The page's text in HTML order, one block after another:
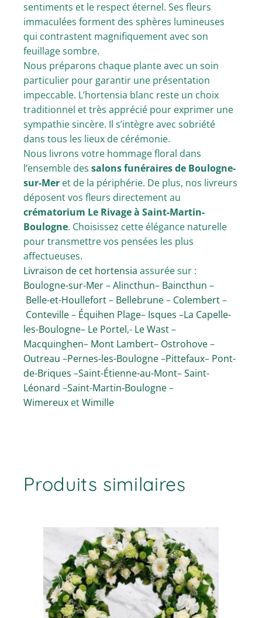
sentiments et le respect éternel. Ses fleurs
immaculées forment des sphères lumineuses
qui contrastent magnifiquement avec son
feuillage sombre.
Nous préparons chaque plante avec un soin
particulier pour garantir une présentation
impeccable. L’hortensia blanc reste un choix
traditionnel et très apprécié pour exprimer une
sympathie sincère. Il s’intègre avec sobriété
dans tous les lieux de cérémonie.
Nous livrons votre hommage floral dans
l’ensemble dessalons funéraires de Boulogne-
sur-Mer et de la périphérie. De plus, nos livreurs
déposent vos fleurs directement au
crématorium Le Rivage à Saint-Martin-
Boulogne. Choisissez cette élégance naturelle
pour transmettre vos pensées les plus
affectueuses.
Livraison de cet hortensia assurée sur :
Boulogne-sur-Mer–Alincthun– Baincthun –
Belle-et-Houllefort– Bellebrune– Colembert–
Conteville– Équihen Plage– Isques –La Capelle-
les-Boulogne– Le Portel,- Le Wast–
Macquinghen– Mont Lambert– Ostrohove–
Outreau –Pernes-les-Boulogne–Pittefaux– Pont-
de-Briques –Saint-Étienne-au-Mont–Saint-
Léonard –Saint-Martin-Boulogne–
Wimereux etWimille
Produits similaires